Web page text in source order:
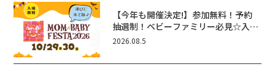
【今年も開催決定!】参加無料！予約
抽選制！ベビーファミリー必見☆入場
無料☆10/29(木)30(金)ママベビーフ
エリ守山
2026.08.5